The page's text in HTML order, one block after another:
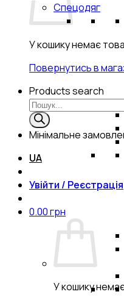
У кошику немає
Повернутись в
Products search
Мінімальне
UA
Увійти / Реєстрація
0.00грн
У кошику
Спецодяг